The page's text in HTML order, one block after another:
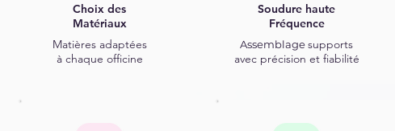
Choix des
Matériaux
Matières adaptées
à chaque officine
Soudure haute
Fréquence
Assemblagesupports
avec précision et fiabilité